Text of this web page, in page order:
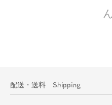
配送・送料 Shipping